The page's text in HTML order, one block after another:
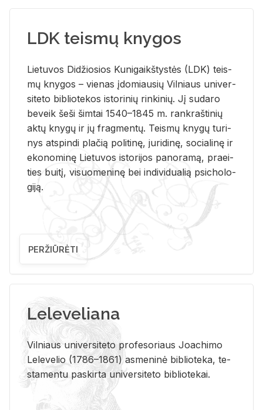
LDK teismų knygos
Lie­tu­vos Di­džio­sios Ku­ni­gaikš­tys­tės (LDK) teis­
mų kny­gos – vie­nas įdo­miau­sių Vil­niaus uni­ver­
si­te­to bi­b­lio­te­kos is­to­ri­nių rin­ki­nių. Jį su­da­ro
be­veik šeši šim­tai 1540–1845 m. rank­raš­ti­nių
aktų kny­gų ir jų frag­men­tų. Teis­mų kny­gų tu­ri­
nys at­spin­di pla­čią po­li­ti­nę, ju­ri­di­nę, so­cia­li­nę ir
eko­no­mi­nę Lie­tu­vos is­to­ri­jos pa­no­ra­mą, pra­ei­
ties bui­tį, vi­suo­me­ni­nę bei in­di­vi­dua­lią psi­cho­lo­
gi­ją.
PERŽIŪRĖTI
Leleveliana
Vil­niaus uni­ver­si­te­to pro­fe­so­riaus Jo­a­chi­mo
Le­le­ve­lio (1786–1861) as­me­ni­nė bi­b­lio­te­ka, te­
sta­men­tu pa­skir­ta uni­ver­si­te­to bi­b­lio­te­kai.